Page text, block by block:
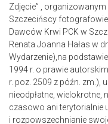
Zdjęcie” ,
Szczecińscy
Dawców Krwi PCK w
Renata Joanna Hałas w
Wydarzenie),na
1994 r. o prawie
r. poz. 2509 z późn. zm.),
nieodpłatne, wielokrotne,
czasowo ani terytorialnie
i rozpowszechnianie